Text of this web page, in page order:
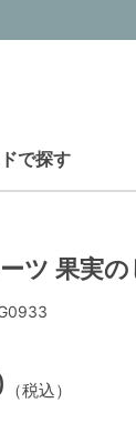
で探す
ツ 果実
（税込）